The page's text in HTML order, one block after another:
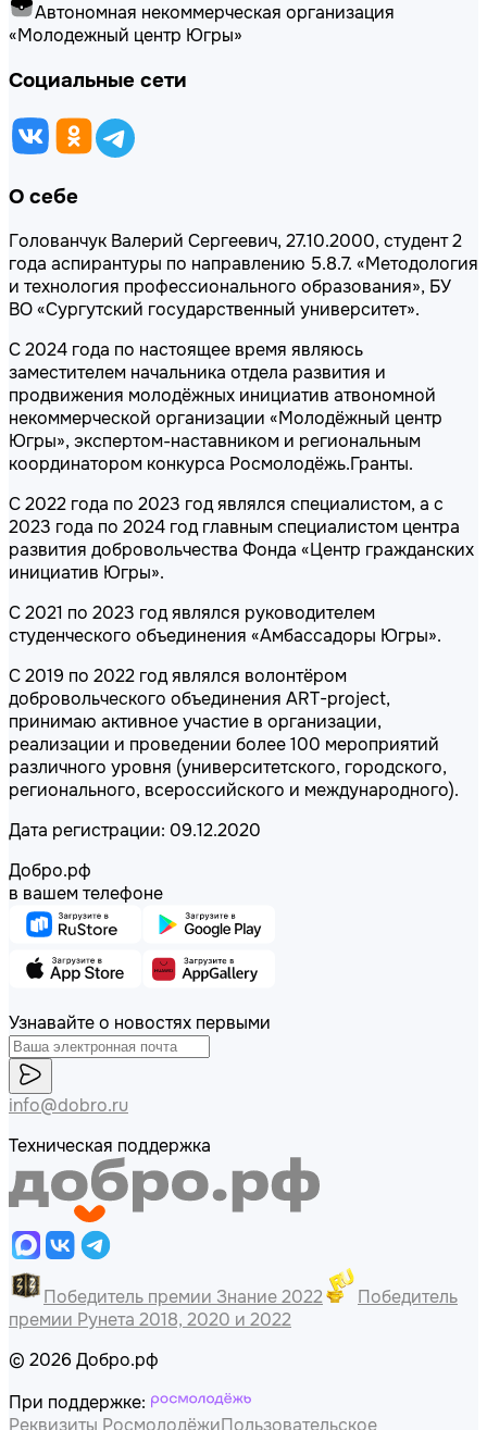
Автономная некоммерческая организация
«Молодежный центр Югры»
Социальные сети
О себе
Голованчук Валерий Сергеевич, 27.10.2000, студент 2
года аспирантуры по направлению 5.8.7. «Методология
и технология профессионального образования», БУ
ВО «Сургутский государственный университет».
С 2024 года по настоящее время являюсь
заместителем начальника отдела развития и
продвижения молодёжных инициатив атвономной
некоммерческой организации «Молодёжный центр
Югры», экспертом-наставником и региональным
координатором конкурса Росмолодёжь.Гранты.
С 2022 года по 2023 год являлся специалистом, а с
2023 года по 2024 год главным специалистом центра
развития добровольчества Фонда «Центр гражданских
инициатив Югры».
С 2021 по 2023 год являлся руководителем
студенческого объединения «Амбассадоры Югры».
С 2019 по 2022 год являлся волонтёром
добровольческого объединения ART-project,
принимаю активное участие в организации,
реализации и проведении более 100 мероприятий
различного уровня (университетского, городского,
регионального, всероссийского и международного).
Дата регистрации: 09.12.2020
Добро.рф
в вашем телефоне
Узнавайте о новостях первыми
info@dobro.ru
Техническая поддержка
Победитель премии Знание 2022
Победитель
премии Рунета 2018, 2020 и 2022
© 2026 Добро.рф
При поддержке:
Реквизиты РосмолодёжиПользовательское